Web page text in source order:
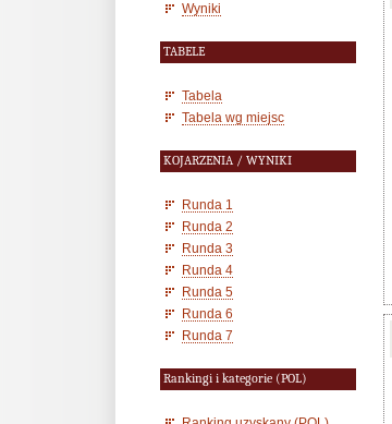
Wyniki
TABELE
Tabela
Tabela wg miejsc
KOJARZENIA / WYNIKI
Runda 1
Runda 2
Runda 3
Runda 4
Runda 5
Runda 6
Runda 7
Rankingi i kategorie (POL)